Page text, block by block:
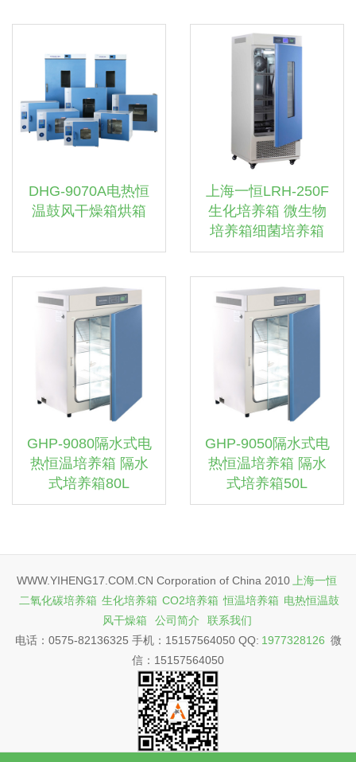
DHG-9070A电热恒
温鼓风干燥箱烘箱
上海一恒LRH-250F
生化培养箱 微生物
培养箱细菌培养箱
GHP-9080隔水式电
热恒温培养箱 隔水
式培养箱80L
GHP-9050隔水式电
热恒温培养箱 隔水
式培养箱50L
WWW.YIHENG17.COM.CN Corporation of China 2010
上海一恒
二氧化碳培养箱 生化培养箱 CO2培养箱 恒温培养箱 电热恒温鼓
风干燥箱
公司简介
联系我们
电话：0575-82136325 手机：15157564050 QQ: 1977328126 微
信：15157564050